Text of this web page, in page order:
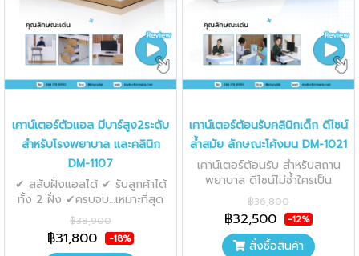
เคาน์เตอร์ตัวแอล มีบาร์สูง2ระดับ
สำหรับโรงพยาบาล และคลินิก
DM-1107
✔ สลับฝั่งแอลได้ ✔ รับลูกค้าได้
ทั้ง 2 ฝั่ง ✔ครบจบ…เหมาะที่สุด
สำหรับโรงพยาบาล
฿38,900
฿31,800 -18%
เคาน์เตอร์ต้อนรับคลินิกเด็ก ดีไซน์
ล้ำสมัย ลักษณะโค้งมน DM-1021
เคาน์เตอร์ต้อนรับ สำหรับสถาน
พยาบาล ดีไซน์ไม่ซ้ำใครเป็น
เอกลักษณ์ สะดุดตา เพิ่มสีสันให้
เด็กเล็ก
฿36,800
฿32,500 -12%
สั่งซื้อสินค้า